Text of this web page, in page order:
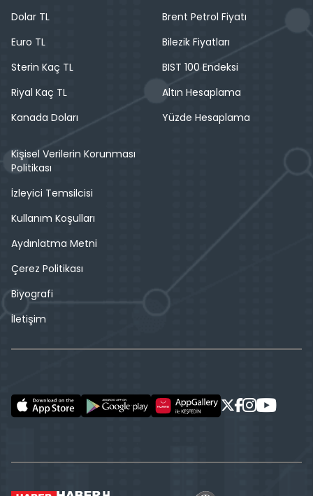
Dolar TL
Euro TL
Sterin Kaç TL
Riyal Kaç TL
Kanada Doları
Brent Petrol Fiyatı
Bilezik Fiyatları
BIST 100 Endeksi
Altın Hesaplama
Yüzde Hesaplama
Kişisel Verilerin Korunması
Politikası
İzleyici Temsilcisi
Kullanım Koşulları
Aydınlatma Metni
Çerez Politikası
Biyografi
İletişim